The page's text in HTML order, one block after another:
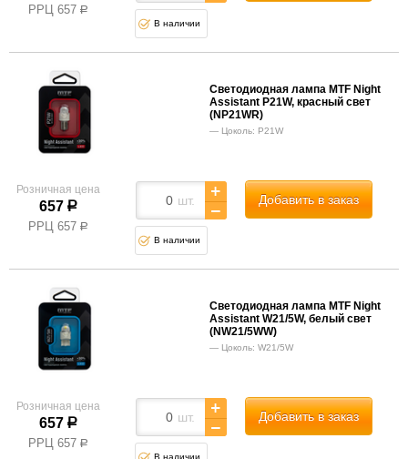
РРЦ 657 р
В наличии
Светодиодная лампа MTF Night
Assistant P21W, красный свет
(NP21WR)
Цоколь: P21W
Розничная цена
657 р
РРЦ 657 р
шт. Добавить в заказ
В наличии
Светодиодная лампа MTF Night
Assistant W21/5W, белый свет
(NW21/5WW)
Цоколь: W21/5W
Розничная цена
657 р
РРЦ 657 р
шт. Добавить в заказ
В наличии